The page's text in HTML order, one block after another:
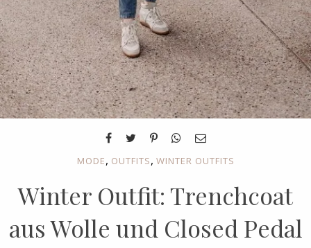
MODE, OUTFITS, WINTER OUTFITS
Winter Outfit: Trenchcoat
aus Wolle und Closed Pedal